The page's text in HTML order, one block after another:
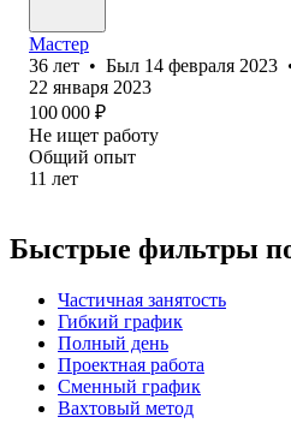
Мастер
36 лет • Был 14 февраля 2023
22 января 2023
100 000 ₽
Не ищет работу
Общий опыт
11 лет
Быстрые фильтры
Частичная занятость
Гибкий график
Полный день
Проектная работа
Сменный график
Вахтовый метод